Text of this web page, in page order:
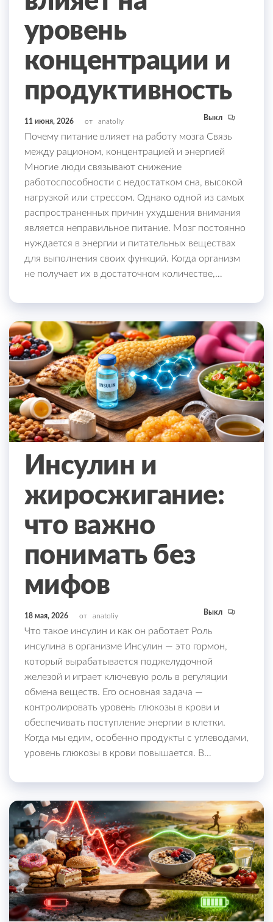
уровень
концентрации и
продуктивность
11 июня, 2026 от anatoliy Выкл
Почему питание влияет на работу мозга Связь
между рационом, концентрацией и энергией
Многие люди связывают снижение
работоспособности с недостатком сна, высокой
нагрузкой или стрессом. Однако одной из самых
распространенных причин ухудшения внимания
является неправильное питание. Мозг постоянно
нуждается в энергии и питательных веществах
для выполнения своих функций. Когда организм
не получает их в достаточном количестве,…
Инсулин и
жиросжигание:
что важно
понимать без
мифов
18 мая, 2026 от anatoliy Выкл
Что такое инсулин и как он работает Роль
инсулина в организме Инсулин — это гормон,
который вырабатывается поджелудочной
железой и играет ключевую роль в регуляции
обмена веществ. Его основная задача —
контролировать уровень глюкозы в крови и
обеспечивать поступление энергии в клетки.
Когда мы едим, особенно продукты с углеводами,
уровень глюкозы в крови повышается. В…